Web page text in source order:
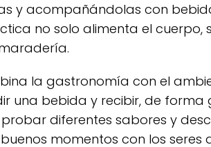
y acompañándolas con
no solo alimenta el
la gastronomía con el
una bebida y recibir, de
diferentes sabores y
momentos con los seres